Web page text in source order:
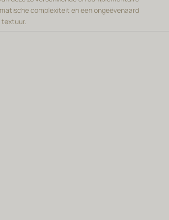
complexiteit en een ongeëvenaard